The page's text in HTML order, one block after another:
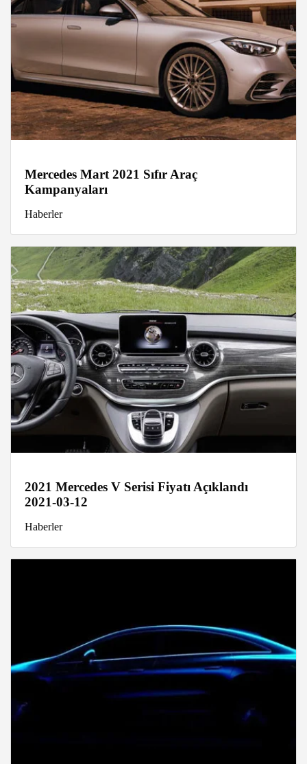
Mercedes Mart 2021 Sıfır Araç
Kampanyaları
Haberler
2021 Mercedes V Serisi Fiyatı Açıklandı
2021-03-12
Haberler